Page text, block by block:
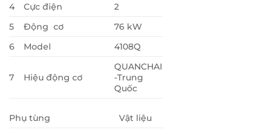
4 Cực điện
2
5
Động cơ
76 kW
6
Model 4108Q
7 Hiệu động cơ
QUANCHAI
-Trung
Quốc
Phụ tùng
Vật liệu